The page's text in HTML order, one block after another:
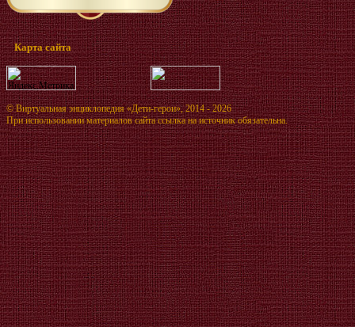
Карта сайта
©Виртуальная энциклопедия «Дети-герои», 2014 - 2026
При использовании материалов сайта ссылка на источник обязательна.